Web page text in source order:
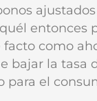
entonces
facto como
bajar la tasa
para el